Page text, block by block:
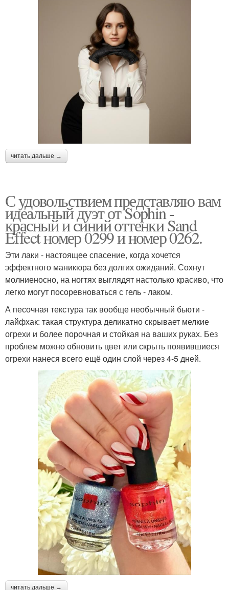
читать дальше →
С удовольствием представляю вам
идеальный дуэт от Sophin -
красный и синий оттенки Sand
Effect номер 0299 и номер 0262.
Эти лаки - настоящее спасение, когда хочется
эффектного маникюра без долгих ожиданий. Сохнут
молниеносно, на ногтях выглядят настолько красиво, что
легко могут посоревноваться с гель - лаком.
А песочная текстура так вообще необычный бьюти -
лайфхак: такая структура деликатно скрывает мелкие
огрехи и более порочная и стойкая на ваших руках. Без
проблем можно обновить цвет или скрыть появившиеся
огрехи нанеся всего ещё один слой через 4-5 дней.
читать дальше →